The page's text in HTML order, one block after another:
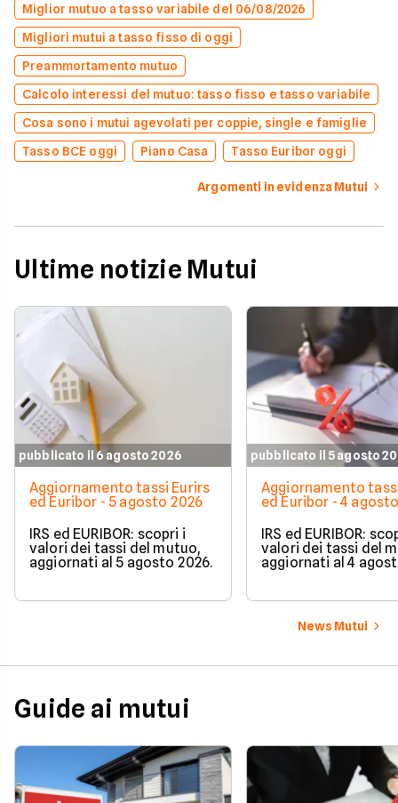
Miglior mutuo a tasso variabile del 06/08/2026
Migliori mutui a tasso fisso di oggi
Preammortamento mutuo
Calcolo interessi del mutuo: tasso fisso e tasso variabile
Cosa sono i mutui agevolati per coppie, single e famiglie
Tasso BCE oggi
Piano Casa Tasso Euribor oggi
Argomenti in evidenza Mutui
Ultime notizie Mutui
pubblicato il 6 agosto 2026
Aggiornamento tassi Eurirs
ed Euribor - 5 agosto 2026
IRS ed EURIBOR: scopri i
valori dei tassi del mutuo,
aggiornati al 5 agosto 2026.
pubblicato il 5 agosto
Aggiornamento
ed Euribor - 4
IRS ed EURIBOR:
valori dei tassi del
aggiornati al 4
News Mutui
Guide ai mutui